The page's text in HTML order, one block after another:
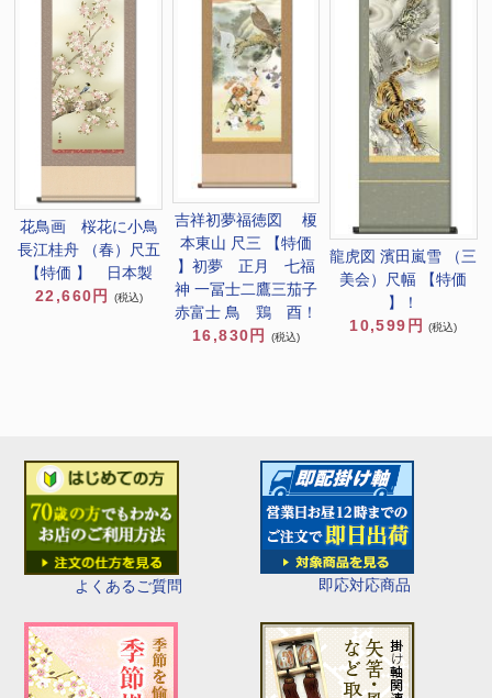
よくあるご質問 即応対応商品
花鳥画 桜花に小鳥
長江桂舟 （春）尺五
【特価 】 日本製
22,660円
(税込)
吉祥初夢福徳図 榎
本東山 尺三 【特価
】初夢 正月 七福
神 一冨士二鷹三茄子
赤富士 鳥 鶏 酉！
16,830円
(税込)
龍虎図 濱田嵐雪 （三
美会）尺幅 【特価
】！
10,599円
(税込)